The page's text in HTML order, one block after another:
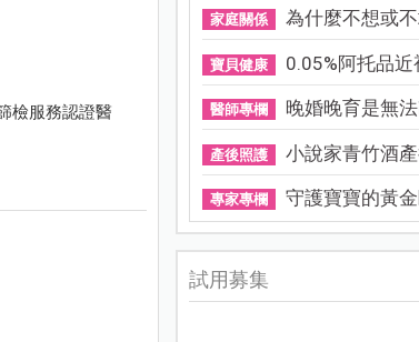
檢服務認證醫
家庭關係 為什麼不想或不
寶貝健康 0.05%阿托品近
醫師專欄 晚婚晚育是無
產後照護 小說家青竹酒
專家專欄 守護寶寶的黃
試用募集